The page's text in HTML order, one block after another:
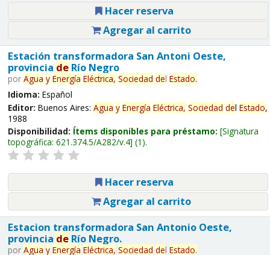
Hacer reserva
Agregar al carrito
Estación transformadora San Antoni Oeste,
provincia deRío Negro
por Agua y Energía Eléctrica, Sociedad del Estado.
Idioma: Español
Editor: Buenos Aires: Agua y Energía Eléctrica, Sociedad del Estado,
1988
Disponibilidad: Ítems disponibles para préstamo: Signatura
topográfica: 621.374.5/A282/v.4 (1).
Hacer reserva
Agregar al carrito
Estacion transformadora San Antonio Oeste,
provincia deRío Negro.
por Agua y Energía Eléctrica, Sociedad del Estado.